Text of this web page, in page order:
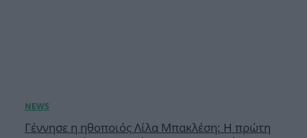
Γέννησε η ηθοποιός Λίλα Μπακλέση: Η πρώτη